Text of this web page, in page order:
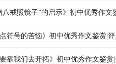
八戒照镜子”的启示》初中优秀作文
符号的苦恼》初中优秀作文鉴赏|评
靠我们去开拓》初中优秀作文鉴赏